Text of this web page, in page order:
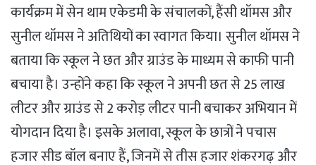
कार्यक्रम में सेन थाम एकेडमी के संचालकों, हैंसी थॉमस और
सुनील थॉमस ने अतिथियों का स्वागत किया। सुनील थॉमस ने
बताया कि स्कूल ने छत और ग्राउंड के माध्यम से काफी पानी
बचाया है। उन्होंने कहा कि स्कूल ने अपनी छत से 25 लाख
लीटर और ग्राउंड से 2 करोड़ लीटर पानी बचाकर अभियान में
योगदान दिया है। इसके अलावा, स्कूल के छात्रों ने पचास
हजार सीड बॉल बनाए हैं, जिनमें से तीस हजार शंकरगढ़ और